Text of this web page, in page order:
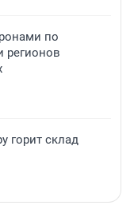
по
регионов
горит склад